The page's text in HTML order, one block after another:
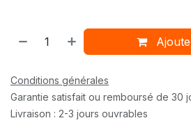
Conditions générales
Garantie satisfait ou remboursé de 30
Livraison : 2-3 jours ouvrables